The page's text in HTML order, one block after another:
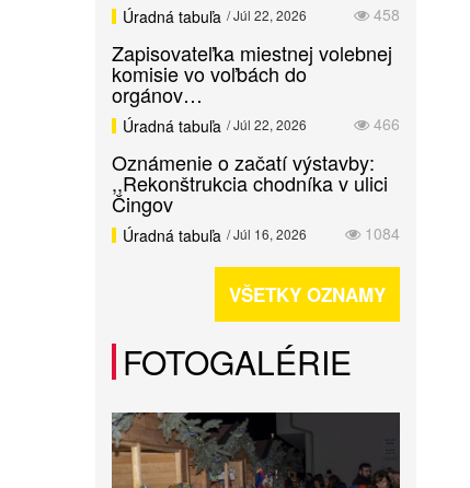
458
Úradná tabuľa / Júl 22, 2026
Zapisovateľka miestnej volebnej
komisie vo voľbách do
orgánov…
466
Úradná tabuľa / Júl 22, 2026
Oznámenie o začatí výstavby:
,,Rekonštrukcia chodníka v ulici
Čingov
1084
Úradná tabuľa / Júl 16, 2026
VŠETKY OZNAMY
FOTOGALÉRIE